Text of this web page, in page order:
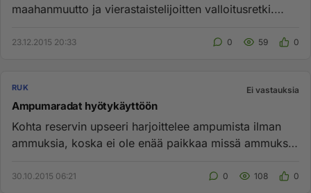
maahanmuutto ja vierastaistelijoitten valloitusretki.
23.12.2015 20:33 0 59 0
RUK Ei vastauksia
Ampumaradat hyötykäyttöön
Kohta reservin upseeri harjoittelee ampumista ilman
ammuksia, koska ei ole enää paikkaa missä ammuksia
30.10.2015 06:21 0 108 0